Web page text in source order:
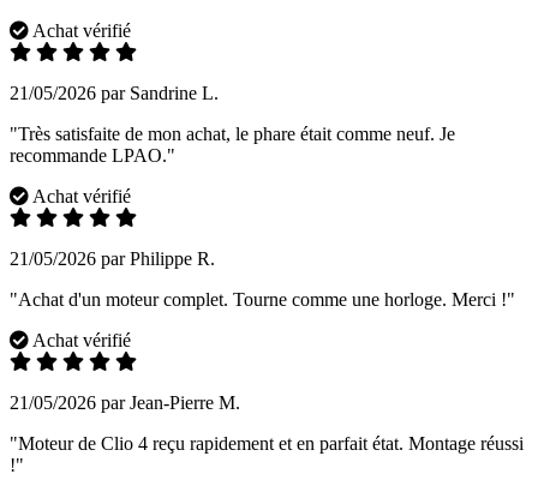
Achat vérifié
21/05/2026 par Sandrine L.
"Très satisfaite de mon achat, le phare était comme neuf. Je
recommande LPAO."
Achat vérifié
21/05/2026 par Philippe R.
"Achat d'un moteur complet. Tourne comme une horloge. Merci !"
Achat vérifié
21/05/2026 par Jean-Pierre M.
"Moteur de Clio 4 reçu rapidement et en parfait état. Montage réussi
!"